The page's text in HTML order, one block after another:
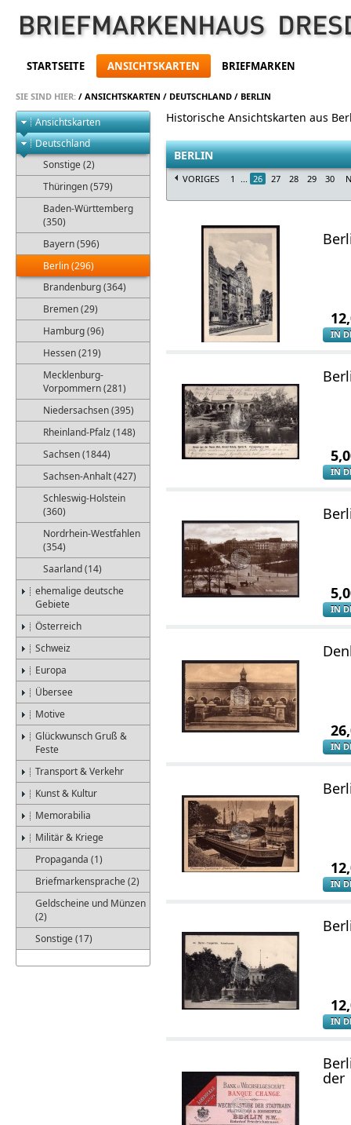
STARTSEITE ANSICHTSKARTEN BRIEFMARKEN
SIE SIND HIER: / ANSICHTSKARTEN / DEUTSCHLAND / BERLIN
Ansichtskarten
Deutschland
Sonstige (2)
Thüringen (579)
Baden-Württemberg
(350)
Bayern (596)
Berlin (296)
Brandenburg (364)
Bremen (29)
Hamburg (96)
Hessen (219)
Mecklenburg-
Vorpommern (281)
Niedersachsen (395)
Rheinland-Pfalz (148)
Sachsen (1844)
Sachsen-Anhalt (427)
Schleswig-Holstein
(360)
Nordrhein-Westfahlen
(354)
Saarland (14)
ehemalige deutsche
Gebiete
Österreich
Schweiz
Europa
Übersee
Motive
Glückwunsch Gruß &
Feste
Transport & Verkehr
Kunst & Kultur
Memorabilia
Militär & Kriege
Propaganda (1)
Briefmarkensprache (2)
Geldscheine und Münzen
(2)
Sonstige (17)
Historische Ansichtskarten aus
BERLIN
VORIGES 1 ... 26 27 28 29 30
IN
IN
IN
IN
IN
IN
der